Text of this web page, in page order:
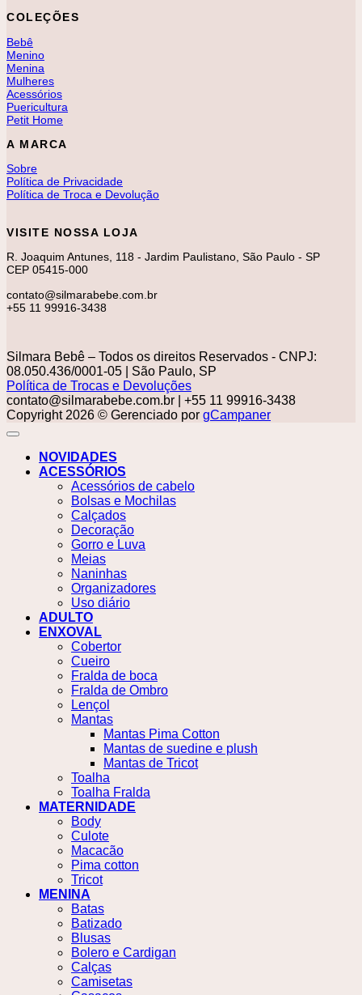
COLEÇÕES
Bebê
Menino
Menina
Mulheres
Acessórios
Puericultura
Petit Home
A MARCA
Sobre
Política de Privacidade
Política de Troca e Devolução
VISITE NOSSA LOJA
R. Joaquim Antunes, 118 - Jardim Paulistano, São Paulo - SP
CEP 05415-000
contato@silmarabebe.com.br
+55 11 99916-3438
Silmara Bebê – Todos os direitos Reservados - CNPJ:
08.050.436/0001-05 | São Paulo, SP
Política de Trocas e Devoluções
contato@silmarabebe.com.br | +55 11 99916-3438
Copyright 2026 © Gerenciado por gCampaner
NOVIDADES
ACESSÓRIOS
Acessórios de cabelo
Bolsas e Mochilas
Calçados
Decoração
Gorro e Luva
Meias
Naninhas
Organizadores
Uso diário
ADULTO
ENXOVAL
Cobertor
Cueiro
Fralda de boca
Fralda de Ombro
Lençol
Mantas
Mantas Pima Cotton
Mantas de suedine e plush
Mantas de Tricot
Toalha
Toalha Fralda
MATERNIDADE
Body
Culote
Macacão
Pima cotton
Tricot
MENINA
Batas
Batizado
Blusas
Bolero e Cardigan
Calças
Camisetas